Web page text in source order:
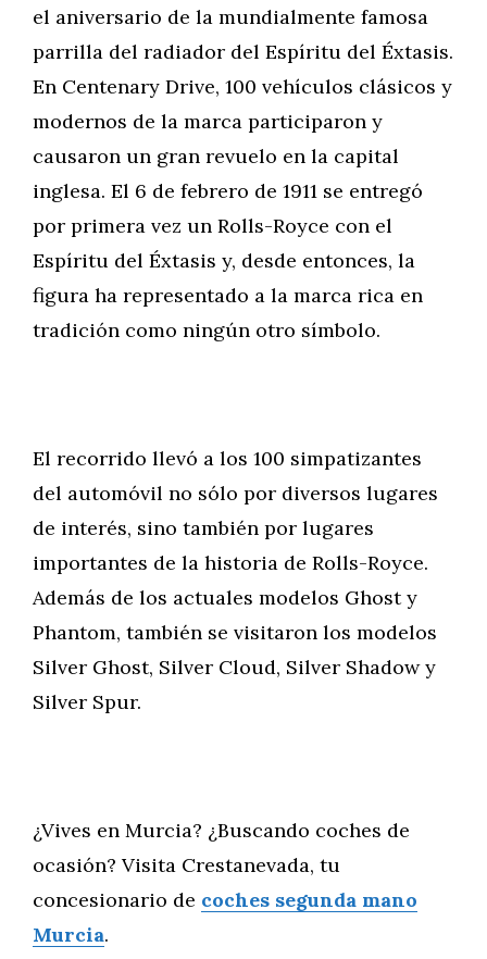
el aniversario de la mundialmente famosa
parrilla del radiador del Espíritu del Éxtasis.
En Centenary Drive, 100 vehículos clásicos y
modernos de la marca participaron y
causaron un gran revuelo en la capital
inglesa. El 6 de febrero de 1911 se entregó
por primera vez un Rolls-Royce con el
Espíritu del Éxtasis y, desde entonces, la
figura ha representado a la marca rica en
tradición como ningún otro símbolo.
El recorrido llevó a los 100 simpatizantes
del automóvil no sólo por diversos lugares
de interés, sino también por lugares
importantes de la historia de Rolls-Royce.
Además de los actuales modelos Ghost y
Phantom, también se visitaron los modelos
Silver Ghost, Silver Cloud, Silver Shadow y
Silver Spur.
¿Vives en Murcia? ¿Buscando coches de
ocasión? Visita Crestanevada, tu
concesionario de coches segunda mano
Murcia.